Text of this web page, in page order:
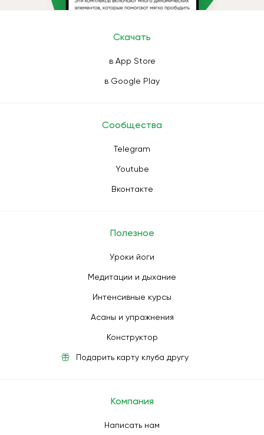
Скачать
в App Store
в Google Play
Сообщества
Telegram
Youtube
Вконтакте
Полезное
Уроки йоги
Медитации и дыхание
Интенсивные курсы
Асаны и упражнения
Конструктор
Подарить карту клуба другу
Компания
Написать нам